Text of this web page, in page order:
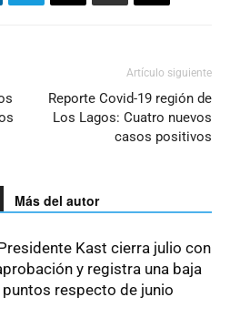
Artículo siguiente
Reporte Covid-19 región de
Los Lagos: Cuatro nuevos
casos positivos
Más del autor
Kast cierra julio con
y registra una baja
respecto de junio